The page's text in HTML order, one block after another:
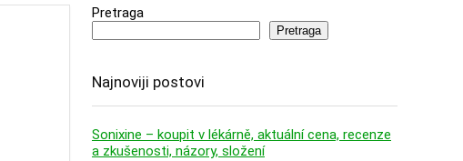
Pretraga
Pretraga
Najnoviji postovi
Sonixine – koupit v lékárně, aktuální cena, recenze
a zkušenosti, názory, složení